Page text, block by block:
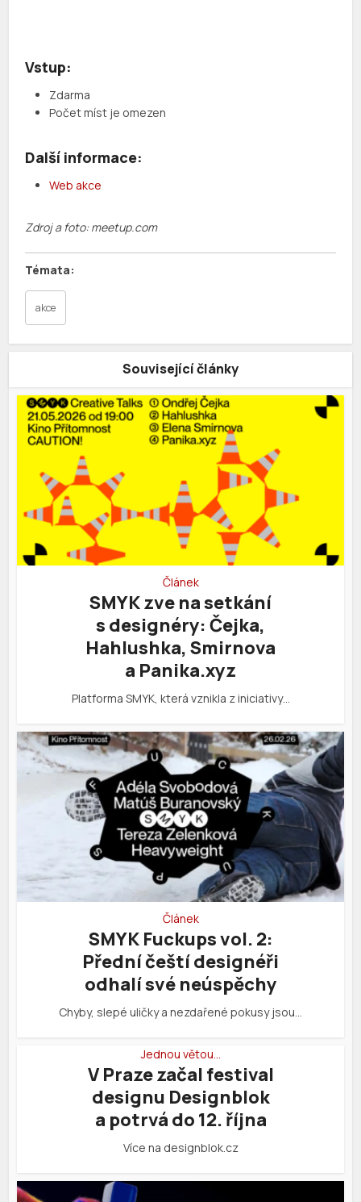
Vstup:
Zdarma
Počet míst je omezen
Další informace:
Web akce
Zdroj a foto: meetup.com
akce
Související články
Článek
SMYK zve na setkání
s designéry: Čejka,
Hahlushka, Smirnova
a Panika.xyz
Platforma SMYK, která vznikla z iniciativy…
Článek
SMYK Fuckups vol. 2:
Přední čeští designéři
odhalí své neúspěchy
Chyby, slepé uličky a nezdařené pokusy jsou…
Jednou větou…
V Praze začal festival
designu Designblok
a potrvá do 12. října
Více na designblok.cz